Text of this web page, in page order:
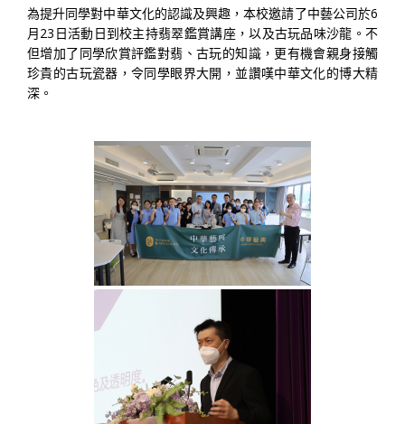
為提升同學對中華文化的認識及興趣，本校邀請了中藝公司於6
月23日活動日到校主持翡翠鑑賞講座，以及古玩品味沙龍。不
但增加了同學欣賞評鑑對翡、古玩的知識，更有機會親身接觸
珍貴的古玩瓷器，令同學眼界大開，並讚嘆中華文化的博大精
深。